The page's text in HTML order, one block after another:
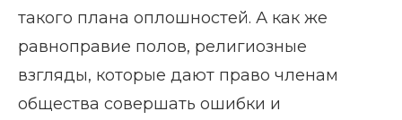
такого плана оплошностей. А как же
равноправие полов, религиозные
взгляды, которые дают право членам
общества совершать ошибки и